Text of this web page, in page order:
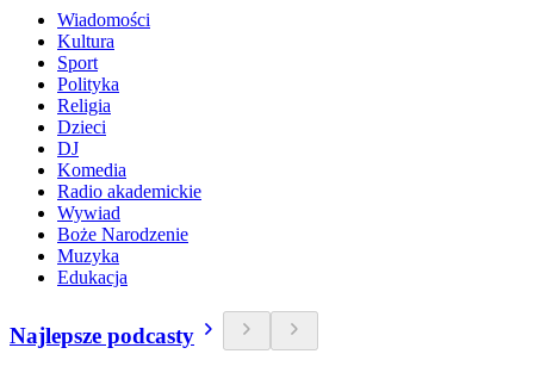
Wiadomości
Kultura
Sport
Polityka
Religia
Dzieci
DJ
Komedia
Radio akademickie
Wywiad
Boże Narodzenie
Muzyka
Edukacja
Najlepsze podcasty